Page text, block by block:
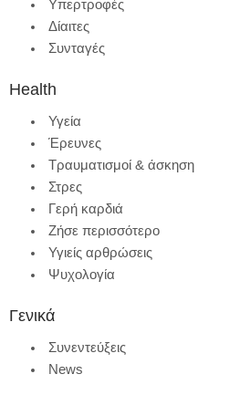
Υπερτροφές
Δίαιτες
Συνταγές
Health
Υγεία
Έρευνες
Τραυματισμοί & άσκηση
Στρες
Γερή καρδιά
Ζήσε περισσότερο
Υγιείς αρθρώσεις
Ψυχολογία
Γενικά
Συνεντεύξεις
News